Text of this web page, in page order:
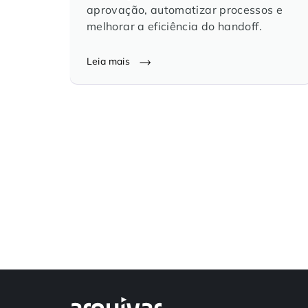
aprovação, automatizar processos e
melhorar a eficiência do handoff.
Leia mais